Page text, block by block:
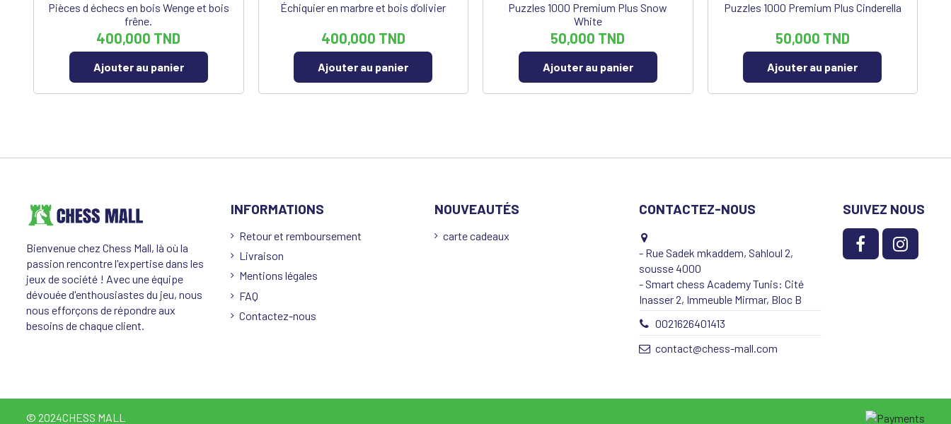
Pièces d échecs en bois Wenge et bois
frêne.
400,000 TND
Ajouter au panier
Échiquier en marbre et bois d’olivier
400,000 TND
Ajouter au panier
Puzzles 1000 Premium Plus Snow
White
50,000 TND
Ajouter au panier
Puzzles 1000 Premium Plus Cinderella
50,000 TND
Ajouter au panier
Bienvenue chez Chess Mall, là où la
passion rencontre l'expertise dans les
jeux de société ! Avec une équipe
dévouée d'enthousiastes du jeu, nous
nous efforçons de répondre aux
besoins de chaque client.
INFORMATIONS
Retour et remboursement
Livraison
Mentions légales
FAQ
Contactez-nous
NOUVEAUTÉS
carte cadeaux
CONTACTEZ-NOUS
- Rue Sadek mkaddem, Sahloul 2,
sousse 4000
- Smart chess Academy Tunis: Cité
Inasser 2, Immeuble Mirmar, Bloc B
0021626401413
contact@chess-mall.com
SUIVEZ NOUS
© 2024CHESS MALL